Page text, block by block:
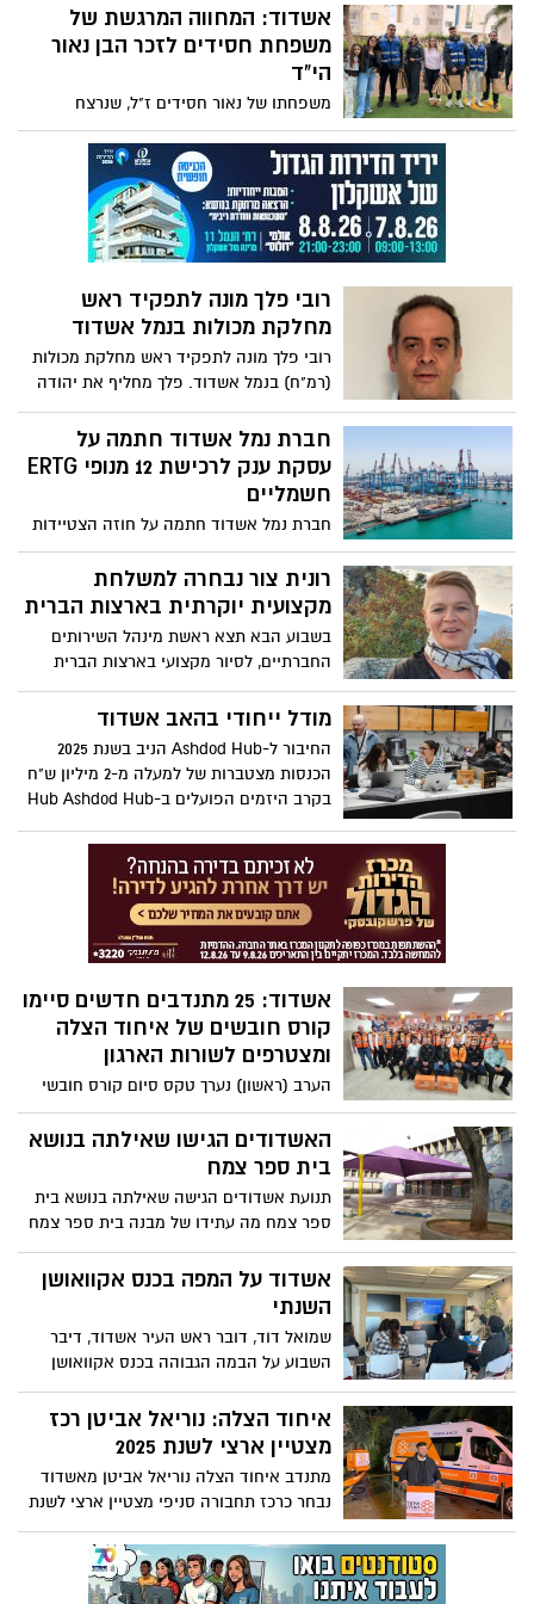
אחד כולם מסכימים, אירוע מזג האוויר אתמול
היה נדיר בעוצמתו. הסחף הביא עימו גל של
בעלי חיים לסחף
אשדוד: המחווה המרגשת של
משפחת חסידים לזכר הבן נאור
הי"ד
משפחתו של נאור חסידים ז"ל, שנרצח
בשבעה באוקטובר יחד עם בת הזוג שלו סיון
אלקבץ ז"ל, יצאה לרגל יום הולדתו שחל היום
לחלק שי לעובדי ניקיון ברובע י"ב. המחווה
במותו, שאמור היה לחגוג היום את יום הולדת
ה-26, ולכבודו חולקו 27 מארזים לעובדים,
רובי פלך מונה לתפקיד ראש
מחלקת מכולות בנמל אשדוד
רובי פלך מונה לתפקיד ראש מחלקת מכולות
(רמ"ח) בנמל אשדוד. פלך מחליף את יהודה
נניקשוולי אשר פרש לגמלאות, לאחר שנים
רבות בתפקיד
חברת נמל אשדוד חתמה על
עסקת ענק לרכישת 12 מנופי ERTG
חשמליים
חברת נמל אשדוד חתמה על חוזה הצטיידות
רחב היקף מול חברת GENMA הנאמד בכ-220
מיליון ₪, כחלק מתוכנית אסטרטגית לפיתוח
וייעול של תשתיות הנמל. בשלב ראשון של
רונית צור נבחרה למשלחת
מקצועית יוקרתית בארצות הברית
בשבוע הבא תצא ראשת מינהל השירותים
החברתיים, לסיור מקצועי בארצות הברית
במסגרת משלחת של קרן שלם. הסיור,
שיתקיים בין התאריכים 11-15 בינואר, ייערך
איכות החיים של אנשים עם מוגבלות בקהילה
מודל ייחודי בהאב אשדוד
החיבור ל-Ashdod Hub הניב בשנת 2025
הכנסות מצטברות של למעלה מ-2 מיליון ש"ח
בקרב היזמים הפועלים ב-Hub Ashdod Hub
מיליון ש"ח תוך שנתיים לכלל היזמים
אשדוד: 25 מתנדבים חדשים סיימו
קורס חובשים של איחוד הצלה
ומצטרפים לשורות הארגון
הערב (ראשון) נערך טקס סיום קורס חובשי
רפואת חירום של איחוד הצלה שהתקיים
באשדוד
האשדודים הגישו שאילתה בנושא
בית ספר צמח
תנועת אשדודים הגישה שאילתה בנושא בית
ספר צמח מה עתידו של מבנה בית ספר צמח
לאחר מעבר בית הספר מרובע ח'? השאילתה
הוגשה לראש העיר
אשדוד על המפה בכנס אקוואושן
השנתי
שמואל דוד, דובר ראש העיר אשדוד, דיבר
השבוע על הבמה הגבוהה בכנס אקוואושן
השנתי והציג בפני הקהל המקצועי את תפיסת
הדוברות, ההסברה והמידע לציבור בכל הנוגע
לרצועת החוף של העיר
איחוד הצלה: נוריאל אביטן רכז
מצטיין ארצי לשנת 2025
מתנדב איחוד הצלה נוריאל אביטן מאשדוד
נבחר כרכז תחבורה סניפי מצטיין ארצי לשנת
2025